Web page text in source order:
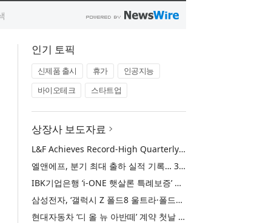
인기 토픽
신제품 출시 휴가
인공지능
바이오테크
스타트업
상장사 보도자료
L&F Achieves Record-High Quarterly Shipments, Begins LFP Supply for North American ESS in Q3 Advancing its Two-Track NCM and LFP Growth Strategy
엘앤에프, 분기 최대 출하 실적 기록… 3분기 북미 ESS향 LFP 공급 착수 NCM+LFP ‘2-Track’ 성장 전략 실현
IBK기업은행 ‘i-ONE 햇살론 특례보증’ 출시
삼성전자, ‘갤럭시 Z 폴드8 울트라·폴드8·플립8’과 ‘갤럭시 워치 울트라2·워치9’ 국내 공식 출시
현대자동차 ‘디 올 뉴 아반떼’ 계약 첫날 1만 대 돌파